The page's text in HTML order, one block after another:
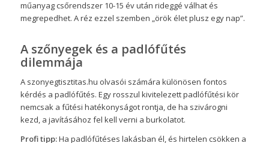
műanyag csőrendszer 10-15 év után rideggé válhat és
megrepedhet. A réz ezzel szemben „örök élet plusz egy nap”.
A szőnyegek és a padlófűtés
dilemmája
A szonyegtisztitas.hu olvasói számára különösen fontos
kérdés a padlófűtés. Egy rosszul kivitelezett padlófűtési kör
nemcsak a fűtési hatékonyságot rontja, de ha szivárogni
kezd, a javításához fel kell verni a burkolatot.
Profi tipp:Ha padlófűtéses lakásban él, és hirtelen csökken a